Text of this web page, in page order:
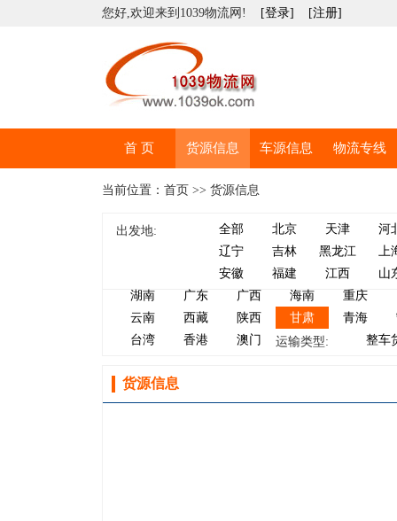
您好,欢迎来到1039物流网! [登录] [注册]
首 页 货源信息 车源信息 物流专线
当前位置：首页 >> 货源信息
出发地: 全部 北京 天津
河
辽宁
吉林 黑龙江
上
安徽
福建 江西
山
湖南
广东 广西 海南 重庆
云南
西藏 陕西 甘肃 青海
台湾
香港 澳门 运输类型: 整车
货源信息